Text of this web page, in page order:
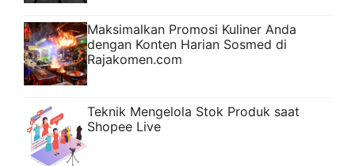
Maksimalkan Promosi Kuliner Anda
dengan Konten Harian Sosmed di
Rajakomen.com
Teknik Mengelola Stok Produk saat
Shopee Live